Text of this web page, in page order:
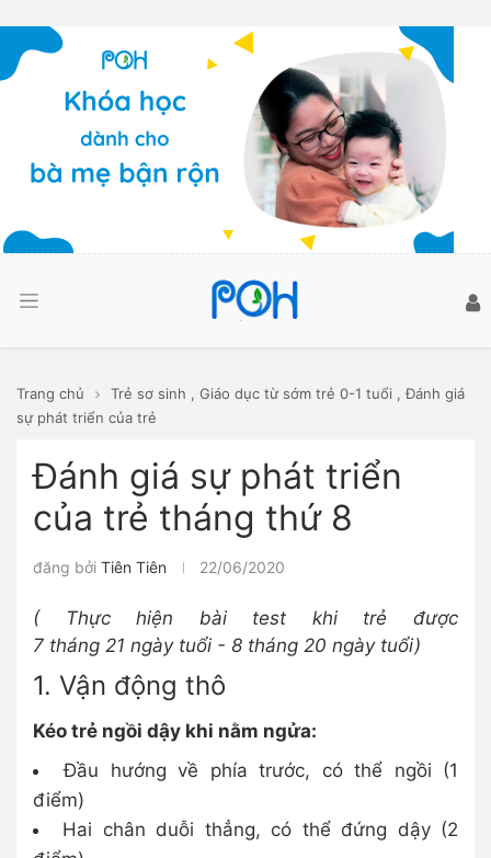
Trang chủ Trẻ sơ sinh , Giáo dục từ sớm trẻ 0-1 tuổi ,Đánh giá
sự phát triển của trẻ
Đánh giá sự phát triển
của trẻ tháng thứ 8
đăng bởi Tiên Tiên 22/06/2020
( Thực hiện bài test khi trẻ được
7 tháng 21 ngày tuổi - 8 tháng 20 ngày tuổi)
1. Vận động thô
Kéo trẻ ngồi dậy khi nằm ngửa:
Đầu hướng về phía trước, có thể ngồi (1
điểm)
Hai chân duỗi thẳng, có thể đứng dậy (2